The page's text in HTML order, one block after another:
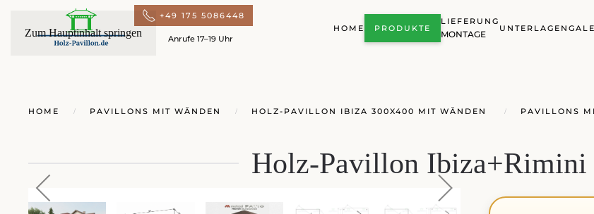
Zum Hauptinhalt springen
+49 175 5086448
Anrufe 17–19 Uhr
HOME PRODUKTE
LIEFERUNG
MONTAGE
UNTERLAGEN
HOME PAVILLONS MIT WÄNDEN HOLZ-PAVILLON IBIZA 300X400 MIT WÄNDEN PAVILLONS
Holz-Pavillon Ibiza+Rimini